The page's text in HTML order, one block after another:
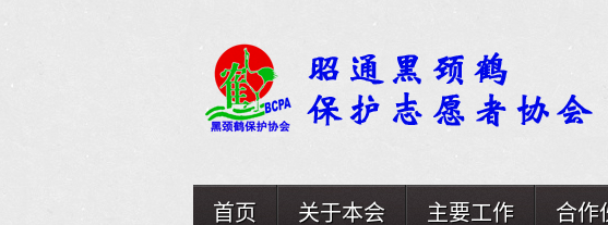
首页 关于本会 主要工作 合作